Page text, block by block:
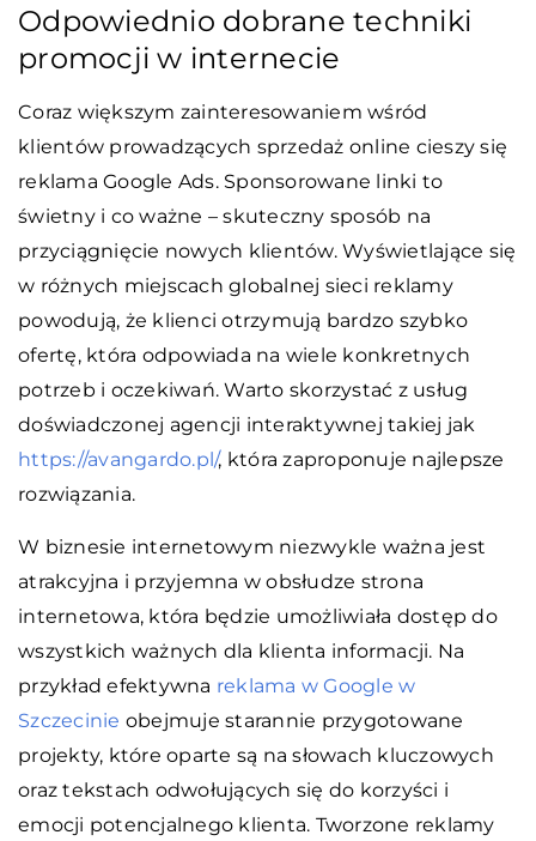
Odpowiednio dobrane techniki
promocji w internecie
Coraz większym zainteresowaniem wśród
klientów prowadzących sprzedaż online cieszy się
reklama Google Ads. Sponsorowane linki to
świetny i co ważne – skuteczny sposób na
przyciągnięcie nowych klientów. Wyświetlające się
w różnych miejscach globalnej sieci reklamy
powodują, że klienci otrzymują bardzo szybko
ofertę, która odpowiada na wiele konkretnych
potrzeb i oczekiwań. Warto skorzystać z usług
doświadczonej agencji interaktywnej takiej jak
https://avangardo.pl/, która zaproponuje najlepsze
rozwiązania.
W biznesie internetowym niezwykle ważna jest
atrakcyjna i przyjemna w obsłudze strona
internetowa, która będzie umożliwiała dostęp do
wszystkich ważnych dla klienta informacji. Na
przykład efektywna reklama w Google w
Szczecinie obejmuje starannie przygotowane
projekty, które oparte są na słowach kluczowych
oraz tekstach odwołujących się do korzyści i
emocji potencjalnego klienta. Tworzone reklamy